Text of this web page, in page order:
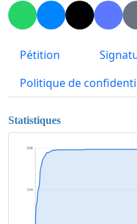
Pétition
Politique de
Statistiques
104
208